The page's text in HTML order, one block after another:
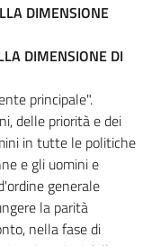
DIMENSIONE
DIMENSIONE DI
principale".
delle priorità e dei
in tutte le politiche
e gli uomini e
generale
la parità
nella fase di